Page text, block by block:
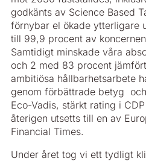
godkänts av Science Based
förnybar el ökade ytterligare
till 99,9 procent av
Samtidigt minskade våra
och 2 med 83 procent
ambitiösa hållbarhetsarbete
genom förbättrade betyg
Eco-Vadis, stärkt rating i
återigen utsetts till en av
Financial Times.
Under året tog vi ett tydligt